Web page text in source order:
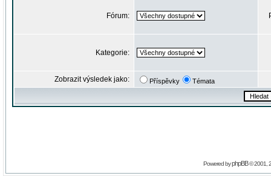
Fórum:
Kategorie:
Zobrazit výsledek jako: Příspěvky Témata
Powered byphpBB© 2001,